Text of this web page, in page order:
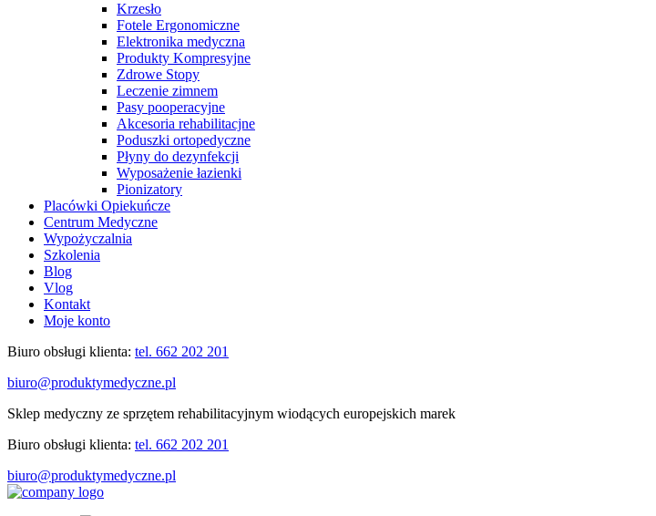
Krzesło
Fotele Ergonomiczne
Elektronika medyczna
Produkty Kompresyjne
Zdrowe Stopy
Leczenie zimnem
Pasy pooperacyjne
Akcesoria rehabilitacjne
Poduszki ortopedyczne
Płyny do dezynfekcji
Wyposażenie łazienki
Pionizatory
Placówki Opiekuńcze
Centrum Medyczne
Wypożyczalnia
Szkolenia
Blog
Vlog
Kontakt
Moje konto
Biuro obsługi klienta: tel. 662 202 201
biuro@produktymedyczne.pl
Sklep medyczny ze sprzętem rehabilitacyjnym wiodących europejskich marek
Biuro obsługi klienta: tel. 662 202 201
biuro@produktymedyczne.pl